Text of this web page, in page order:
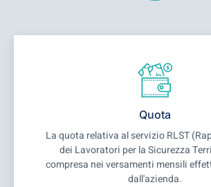
Quota
La quota relativa al servizio RLST
dei Lavoratori per la Sicurezza
compresa nei versamenti mensili
dall'azienda.